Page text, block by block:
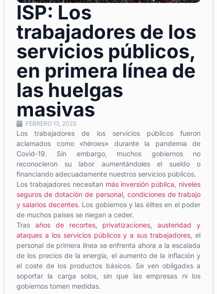
ISP: Los
trabajadores de los
servicios públicos,
en primera línea de
las huelgas
masivas
FEBRERO 13, 2023
Los trabajadores de los servicios públicos fueron
aclamados como «héroes» durante la pandemia de
Covid-19. Sin embargo, muchos gobiernos no
reconocieron su labor aumentándoles el sueldo o
financiando adecuadamente nuestros servicios públicos.
Los trabajadores necesitan más inversión pública, niveles
seguros de dotación de personal, condiciones de trabajo
y salarios decentes. Los gobiernos y las élites en el poder
de muchos países se niegan a ceder.
Tras años de recortes, privatizaciones, austeridad y
ataques a los servicios públicos y a sus trabajadores, el
personal de primera línea se enfrenta ahora a la escalada
de los precios de la energía, el aumento de la inflación y
el coste de los productos básicos. Se ven obligadxs a
soportar la carga solos, sin que las empresas ni los
gobiernos tomen medidas.